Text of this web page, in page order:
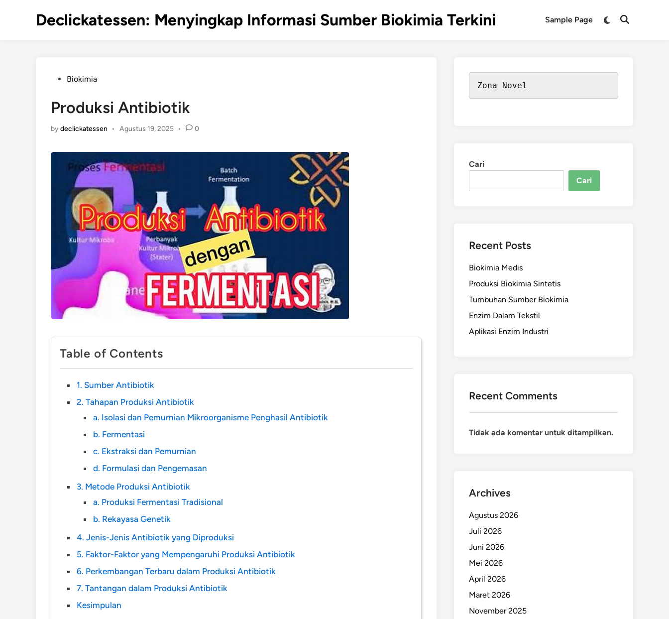
Declickatessen: Menyingkap Informasi Sumber Biokimia Terkini Sample Page
Switch
Open
PostedBiokimia
Produksi Antibiotik
bydeclickatessen • Agustus 19, 2025 • 0
Table of Contents
1. Sumber Antibiotik
2. Tahapan Produksi Antibiotik
a. Isolasi dan Pemurnian Mikroorganisme Penghasil Antibiotik
b. Fermentasi
c. Ekstraksi dan Pemurnian
d. Formulasi dan Pengemasan
3. Metode Produksi Antibiotik
a. Produksi Fermentasi Tradisional
b. Rekayasa Genetik
4. Jenis-Jenis Antibiotik yang Diproduksi
5. Faktor-Faktor yang Mempengaruhi Produksi Antibiotik
6. Perkembangan Terbaru dalam Produksi Antibiotik
7. Tantangan dalam Produksi Antibiotik
Kesimpulan
Zona Novel
Cari
Cari
Recent Posts
Biokimia Medis
Produksi Biokimia Sintetis
Tumbuhan Sumber Biokimia
Enzim Dalam Tekstil
Aplikasi Enzim Industri
Recent Comments
Tidak ada komentar untuk ditampilkan.
Archives
Agustus 2026
Juli 2026
Juni 2026
Mei 2026
April 2026
Maret 2026
November 2025